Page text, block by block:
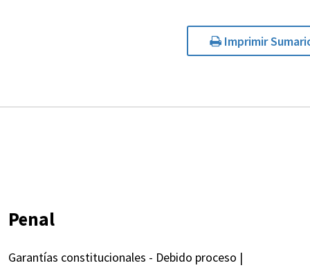
Imprimir
Penal
Garantías constitucionales - Debido proceso |